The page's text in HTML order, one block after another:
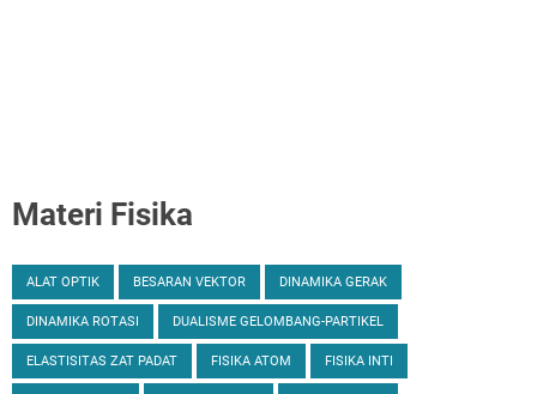
Materi Fisika
ALAT OPTIK BESARAN VEKTOR DINAMIKA GERAK
DINAMIKA ROTASI DUALISME GELOMBANG-PARTIKEL
ELASTISITAS ZAT PADAT FISIKA ATOM FISIKA INTI